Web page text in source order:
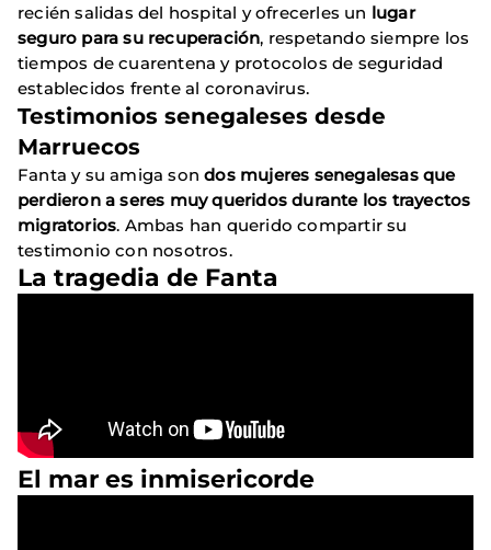
recién salidas del hospital y ofrecerles un lugar
seguro para su recuperación, respetando siempre los
tiempos de cuarentena y protocolos de seguridad
establecidos frente al coronavirus.
Testimonios senegaleses desde
Marruecos
Fanta y su amiga sondos mujeres senegalesas que
perdieron a seres muy queridos durante los trayectos
migratorios. Ambas han querido compartir su
testimonio con nosotros.
La tragedia de Fanta
El mar es inmisericorde